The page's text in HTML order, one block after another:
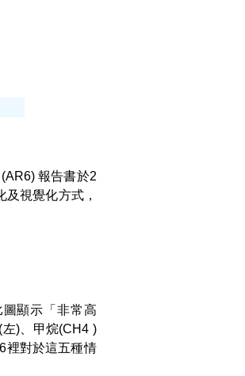
報告書於2
視覺化方式，
顯示「非常高
)、甲烷(CH4 )
裡對於這五種情